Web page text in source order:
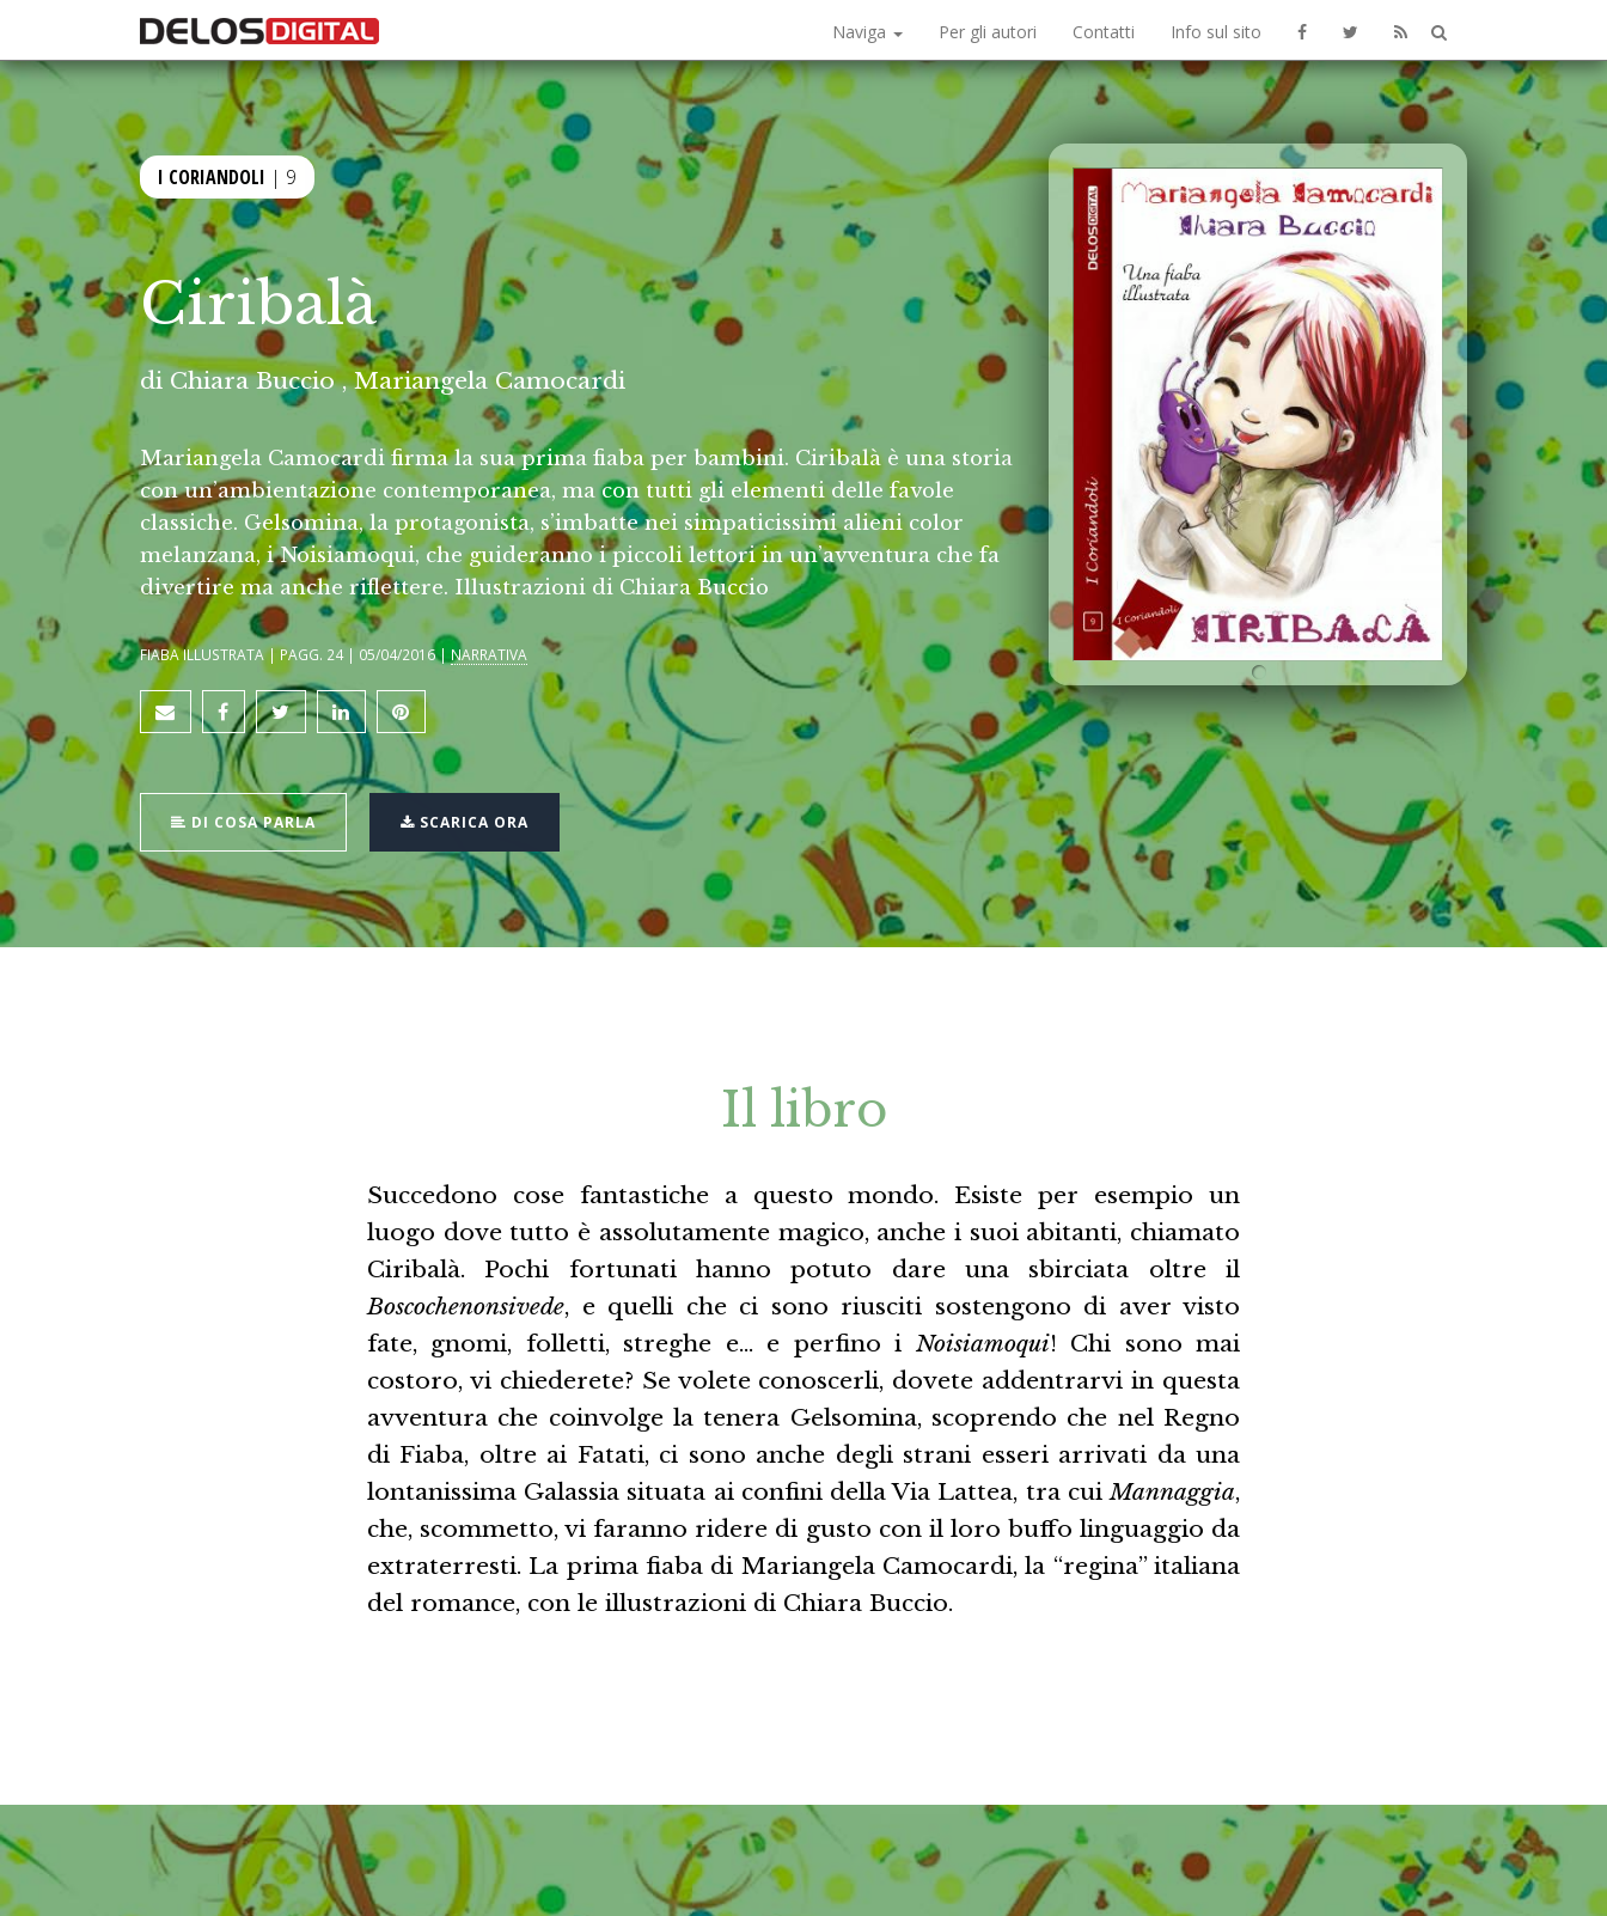
Naviga Per gli autori Contatti Info sul sito
I CORIANDOLI | 9
Ciribalà
di Chiara Buccio,Mariangela Camocardi
Mariangela Camocardi firma la sua prima fiaba per bambini. Ciribalà è una storia
con un’ambientazione contemporanea, ma con tutti gli elementi delle favole
classiche. Gelsomina, la protagonista, s’imbatte nei simpaticissimi alieni color
melanzana, i Noisiamoqui, che guideranno i piccoli lettori in un’avventura che fa
divertire ma anche riflettere. Illustrazioni di Chiara Buccio
FIABA ILLUSTRATA | PAGG. 24 | 05/04/2016 | NARRATIVA
DI COSA PARLA SCARICA ORA
Il libro
Succedono cose fantastiche a questo mondo. Esiste per esempio un
luogo dove tutto è assolutamente magico, anche i suoi abitanti, chiamato
Ciribalà. Pochi fortunati hanno potuto dare una sbirciata oltre il
Boscochenonsivede, e quelli che ci sono riusciti sostengono di aver visto
fate, gnomi, folletti, streghe e… e perfino i Noisiamoqui! Chi sono mai
costoro, vi chiederete? Se volete conoscerli, dovete addentrarvi in questa
avventura che coinvolge la tenera Gelsomina, scoprendo che nel Regno
di Fiaba, oltre ai Fatati, ci sono anche degli strani esseri arrivati da una
lontanissima Galassia situata ai confini della Via Lattea, tra cuiMannaggia,
che, scommetto, vi faranno ridere di gusto con il loro buffo linguaggio da
extraterresti. La prima fiaba di Mariangela Camocardi, la “regina” italiana
del romance, con le illustrazioni di Chiara Buccio.